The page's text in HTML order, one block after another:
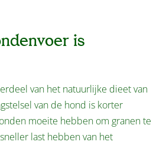
is
van het natuurlijke dieet van
van de hond is korter
moeite hebben om granen te
last hebben van het